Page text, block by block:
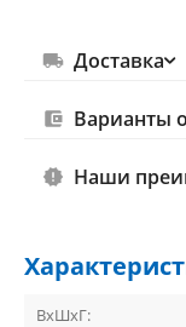
Доставка
Варианты
Наши
ВхШхГ: